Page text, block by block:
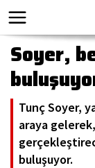
Soyer,
Tunç Soyer,
araya
buluşuyor.